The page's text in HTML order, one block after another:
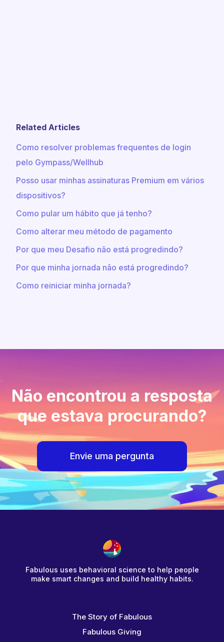
Related Articles
Como resolver problemas frequentes de login
pelo Gympass/Wellhub
Posso usar minhas assinaturas Premium em vários
dispositivos?
Como pular um hábito que já tenho?
Como alterar meu método de pagamento
Por que meu Desafio não está progredindo?
Por que minha jornada não está progredindo?
Como reiniciar minha jornada?
Não encontrou a resposta
que estava procurando?
Envie uma pergunta
Fabulous uses behavioral science to help people
make smart changes and build healthy habits.
The Story of Fabulous
Fabulous Giving